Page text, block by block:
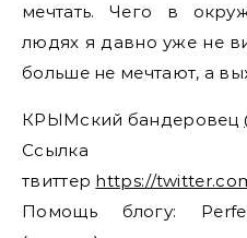
мечтать. Чего в
людях я давно уже не
больше не мечтают, а
КРЫМский бандеровец
твиттер https://
Помощь блогу: